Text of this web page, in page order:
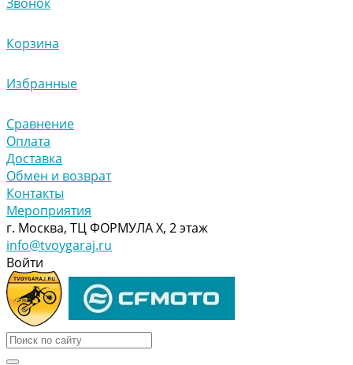
Корзина
Избранные
Сравнение
Оплата
Доставка
Обмен и возврат
Контакты
Мероприятия
г. Москва, ТЦ ФОРМУЛА Х, 2 этаж
info@tvoygaraj.ru
Войти